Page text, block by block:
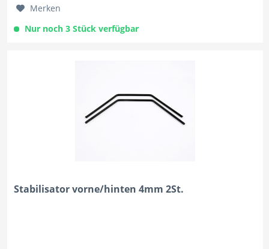
Merken
Nur noch 3 Stück verfügbar
Stabilisator vorne/hinten 4mm 2St.